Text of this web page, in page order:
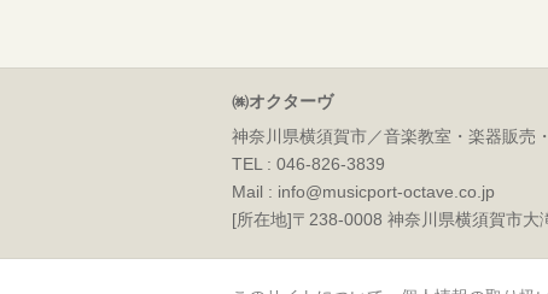
㈱オクターヴ
神奈川県横須賀市／音楽教室・楽器販売
TEL : 046-826-3839
Mail : info@musicport-octave.co.jp
[所在地]〒238-0008 神奈川県横須賀市大